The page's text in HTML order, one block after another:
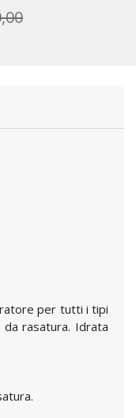
per tutti i tipi
da rasatura. Idrata